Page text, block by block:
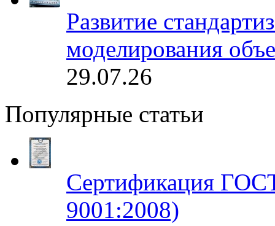
Развитие
моделирования
29.07.26
Популярные статьи
Сертификация
9001:2008)